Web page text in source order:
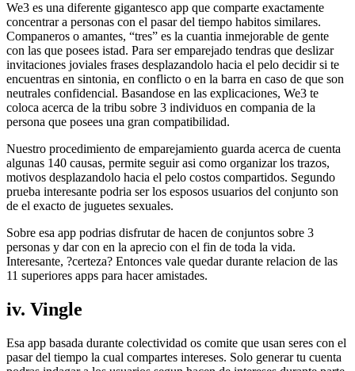
We3 es una diferente gigantesco app que comparte exactamente
concentrar a personas con el pasar del tiempo habitos similares.
Companeros o amantes, “tres” es la cuantia inmejorable de gente
con las que posees istad. Para ser emparejado tendras que deslizar
invitaciones joviales frases desplazandolo hacia el pelo decidir si te
encuentras en sintonia, en conflicto o en la barra en caso de que son
neutrales confidencial. Basandose en las explicaciones, We3 te
coloca acerca de la tribu sobre 3 individuos en compania de la
persona que posees una gran compatibilidad.
Nuestro procedimiento de emparejamiento guarda acerca de cuenta
algunas 140 causas, permite seguir asi­ como organizar los trazos,
motivos desplazandolo hacia el pelo costos compartidos. Segundo
prueba interesante podri­a ser los esposos usuarios del conjunto son
de el exacto de juguetes sexuales.
Sobre esa app podrias disfrutar de hacen de conjuntos sobre 3
personas y dar con en la aprecio con el fin de toda la vida.
Interesante, ?certeza? Entonces vale quedar durante relacion de las
11 superiores apps para hacer amistades.
iv. Vingle
Esa app basada durante colectividad os comite que usan seres con el
pasar del tiempo la cual compartes intereses. Solo generar tu cuenta